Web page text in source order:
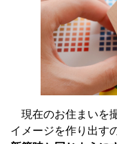
現在のお住まいを
イメージを作り出す